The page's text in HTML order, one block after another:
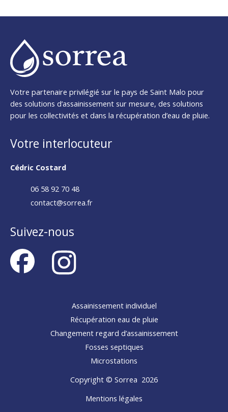
Votre partenaire privilégié sur le pays de Saint Malo pour
des solutions d’assainissement sur mesure, des solutions
pour les collectivités et dans la récupération d’eau de pluie.
Votre interlocuteur
Cédric Costard
06 58 92 70 48
contact@sorrea.fr
Suivez-nous
Assainissement individuel
Récupération eau de pluie
Changement regard d’assainissement
Fosses septiques
Microstations
Copyright © Sorrea 2026
Mentions légales